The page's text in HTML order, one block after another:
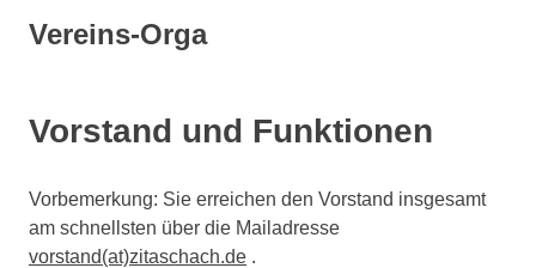
Vereins-Orga
Vorstand und Funktionen
Vorbemerkung: Sie erreichen den Vorstand insgesamt
am schnellsten über die Mailadresse
vorstand(at)zitaschach.de .